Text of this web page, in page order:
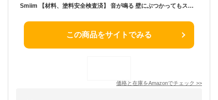
Smiim 【材料、塗料安全検査済】 音が鳴る 壁にぶつかってもスイスイ走る 電車 でんしゃ おもちゃ あかちゃん 赤ちゃん 知育玩具 1歳 2歳 3歳 男の子 女の子 誕生日 プレゼント
この商品をサイトでみる
価格と在庫をAmazonでチェック >>